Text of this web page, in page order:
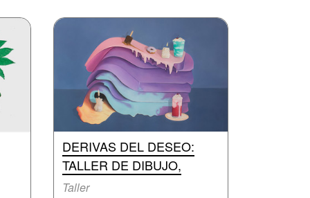
DERIVAS DEL DESEO:
TALLER DE DIBUJO,
Taller